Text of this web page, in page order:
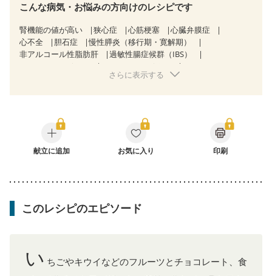
こんな病気・お悩みの方向けのレシピです
腎機能の値が高い 狭心症 心筋梗塞
心臓弁膜症
心不全
胆石症
慢性膵炎（移行期・寛解期）
非アルコール性脂肪肝
過敏性腸症候群（IBS）
CKD（ステージ１）
CKD（ステージ２）
食欲がない
妊娠中(初期)
妊娠糖尿病(初期)
産後（母乳）
産後（混合栄養）
骨粗しょう症
更年期
さらに表示する
献立に追加 お気に入り 印刷
このレシピのエピソード
い ちごやキウイなどのフルーツとチョコレート、食